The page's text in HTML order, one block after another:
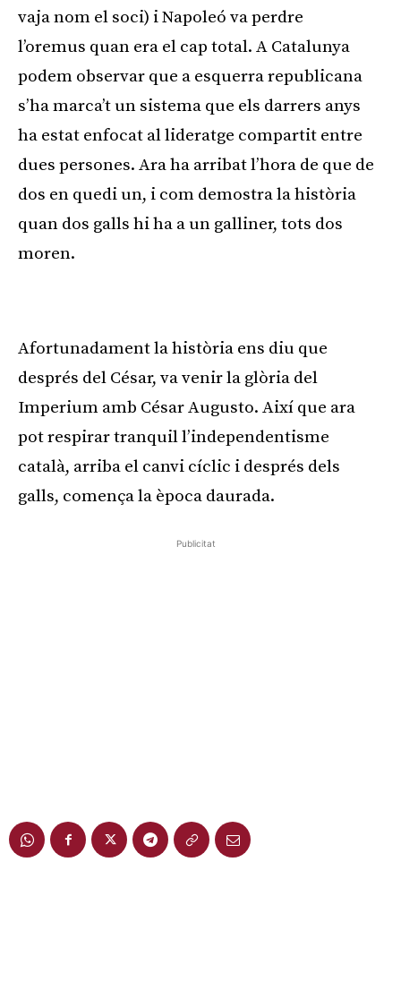
vaja nom el soci) i Napoleó va perdre
l’oremus quan era el cap total. A Catalunya
podem observar que a esquerra republicana
s’ha marca’t un sistema que els darrers anys
ha estat enfocat al lideratge compartit entre
dues persones. Ara ha arribat l’hora de que de
dos en quedi un, i com demostra la història
quan dos galls hi ha a un galliner, tots dos
moren.
Afortunadament la història ens diu que
després del César, va venir la glòria del
Imperium amb César Augusto. Així que ara
pot respirar tranquil l’independentisme
català, arriba el canvi cíclic i després dels
galls, comença la època daurada.
Publicitat